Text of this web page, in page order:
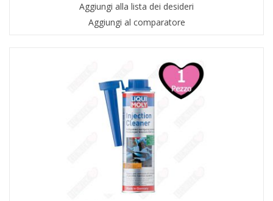
Aggiungi alla lista dei desideri
Aggiungi al comparatore